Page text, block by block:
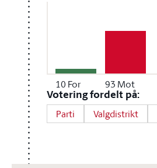
10 For 93 Mot
Votering fordelt på:
Parti Valgdistrikt